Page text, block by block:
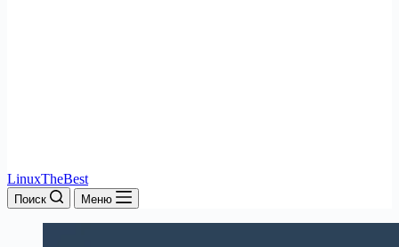
LinuxTheBest
Поиск Меню